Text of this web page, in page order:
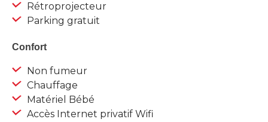
Rétroprojecteur
Parking gratuit
Confort
Non fumeur
Chauffage
Matériel Bébé
Accès Internet privatif Wifi